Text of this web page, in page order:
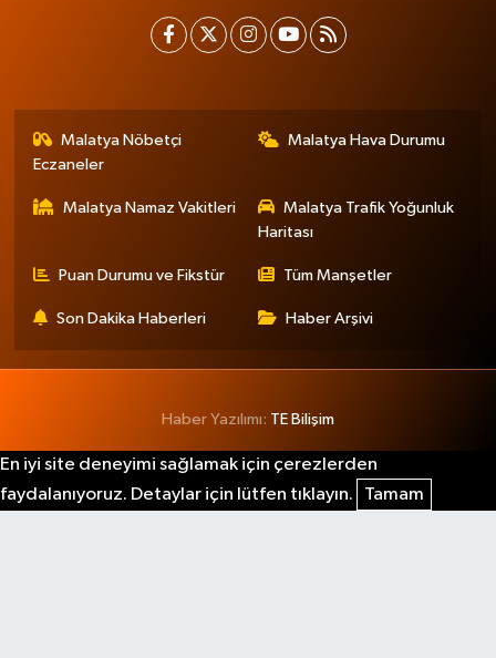
Malatya Nöbetçi
Eczaneler
Malatya Hava Durumu
Malatya Namaz Vakitleri
Malatya Trafik Yoğunluk
Haritası
Puan Durumu ve Fikstür Tüm Manşetler
Son Dakika Haberleri Haber Arşivi
Haber Yazılımı: TE Bilişim
En iyi site deneyimi sağlamak için çerezlerden
faydalanıyoruz. Detaylar için lütfen tıklayın.
Tamam